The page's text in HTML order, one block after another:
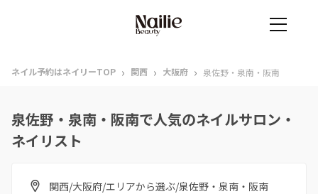
ネイル予約はネイリーTOP › 関西 › 大阪府 › 泉佐野・泉南・阪南
泉佐野・泉南・阪南で人気のネイルサロン・
ネイリスト
関西/大阪府/エリアから選ぶ/泉佐野・泉南・阪南